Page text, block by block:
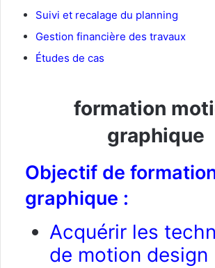
Suivi et recalage du planning
Gestion financière des travaux
Études de cas
formation
graphique
Objectif de
graphique :
Acquérir les
de motion design